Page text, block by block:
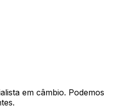
em câmbio. Podemos